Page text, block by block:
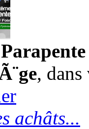
,
achâts...